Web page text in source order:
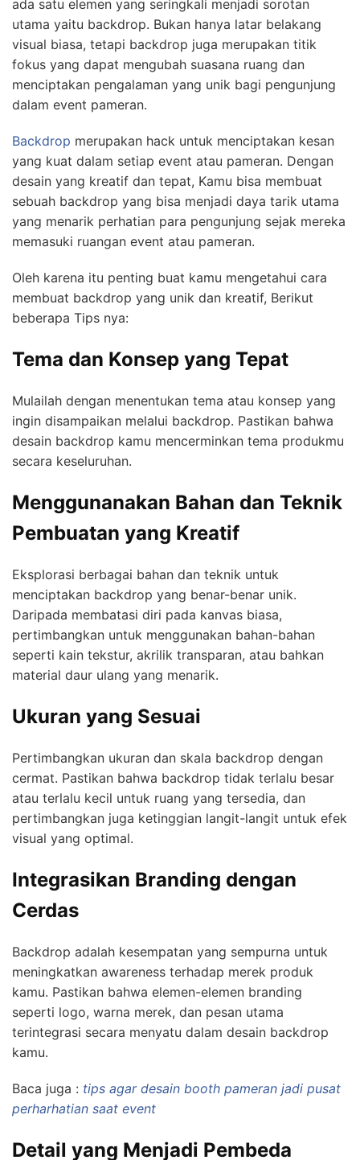
ada satu elemen yang seringkali menjadi sorotan
utama yaitu backdrop. Bukan hanya latar belakang
visual biasa, tetapi backdrop juga merupakan titik
fokus yang dapat mengubah suasana ruang dan
menciptakan pengalaman yang unik bagi pengunjung
dalam event pameran.
Backdrop merupakan hack untuk menciptakan kesan
yang kuat dalam setiap event atau pameran. Dengan
desain yang kreatif dan tepat, Kamu bisa membuat
sebuah backdrop yang bisa menjadi daya tarik utama
yang menarik perhatian para pengunjung sejak mereka
memasuki ruangan event atau pameran.
Oleh karena itu penting buat kamu mengetahui cara
membuat backdrop yang unik dan kreatif, Berikut
beberapa Tips nya:
Tema dan Konsep yang Tepat
Mulailah dengan menentukan tema atau konsep yang
ingin disampaikan melalui backdrop. Pastikan bahwa
desain backdrop kamu mencerminkan tema produkmu
secara keseluruhan.
Menggunanakan Bahan dan Teknik
Pembuatan yang Kreatif
Eksplorasi berbagai bahan dan teknik untuk
menciptakan backdrop yang benar-benar unik.
Daripada membatasi diri pada kanvas biasa,
pertimbangkan untuk menggunakan bahan-bahan
seperti kain tekstur, akrilik transparan, atau bahkan
material daur ulang yang menarik.
Ukuran yang Sesuai
Pertimbangkan ukuran dan skala backdrop dengan
cermat. Pastikan bahwa backdrop tidak terlalu besar
atau terlalu kecil untuk ruang yang tersedia, dan
pertimbangkan juga ketinggian langit-langit untuk efek
visual yang optimal.
Integrasikan Branding dengan
Cerdas
Backdrop adalah kesempatan yang sempurna untuk
meningkatkan awareness terhadap merek produk
kamu. Pastikan bahwa elemen-elemen branding
seperti logo, warna merek, dan pesan utama
terintegrasi secara menyatu dalam desain backdrop
kamu.
Baca juga : tips agar desain booth pameran jadi pusat
perharhatian saat event
Detail yang Menjadi Pembeda